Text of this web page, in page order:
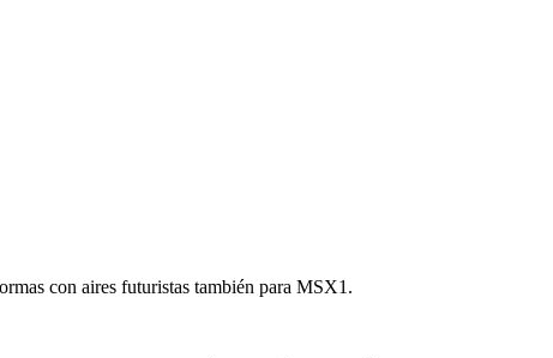
con aires futuristas también para MSX1.